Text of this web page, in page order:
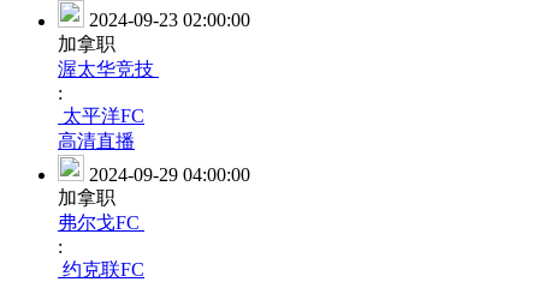
2024-09-23 02:00:00
加拿职
渥太华竞技
:
太平洋FC
高清直播
2024-09-29 04:00:00
加拿职
弗尔戈FC
:
约克联FC